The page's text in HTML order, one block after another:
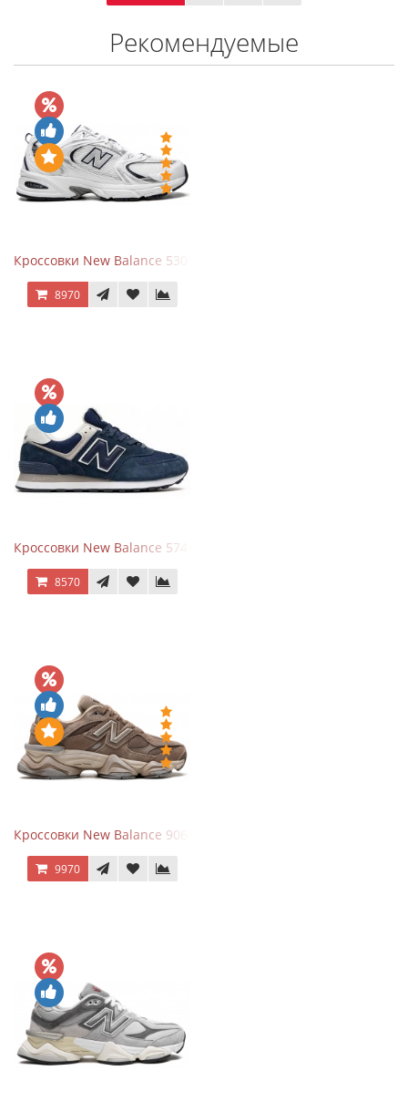
Рекомендуемые
Кроссовки New Balance 530 White Silver Navy
8970
Кроссовки New Balance 574 Navy Blue White
8570
Кроссовки New Balance 9060 Mushroom
9970